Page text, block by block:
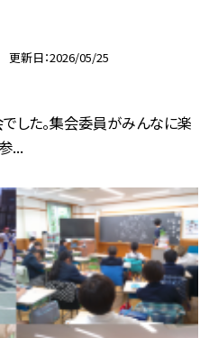
更新日 2026/05/25
した。集会委員がみんなに楽
...